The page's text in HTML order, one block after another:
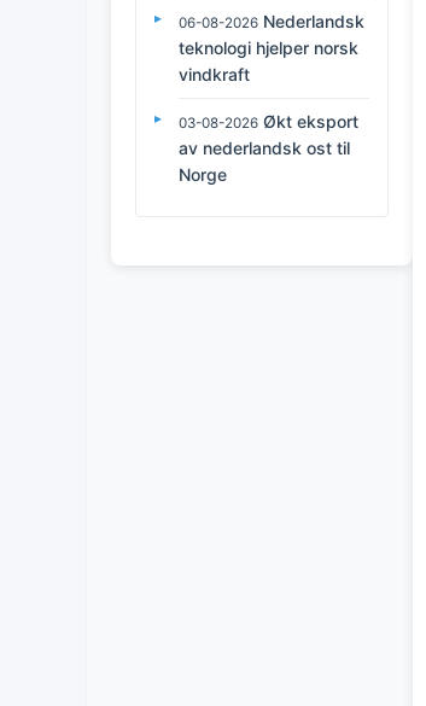
06-08-2026 Nederlandsk
teknologi hjelper norsk
vindkraft
03-08-2026 Økt eksport
av nederlandsk ost til
Norge